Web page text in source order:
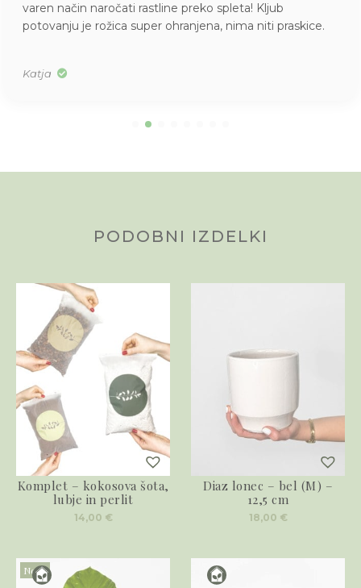
varen način naročati rastline preko spleta! Kljub
potovanju je rožica super ohranjena, nima niti praskice.
Katja
PODOBNI IZDELKI
Komplet – kokosova šota,
lubje in perlit
14,00 €
Diaz lonec – bel (M) –
12,5 cm
18,00 €
Novo